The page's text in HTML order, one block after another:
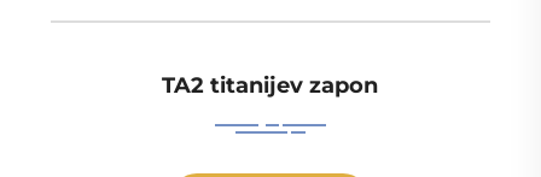
TA2 titanijev zapon